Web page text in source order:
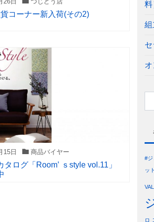
コーナー新入荷(その2)
15日 商品バイヤー
タログ「Room’ ｓstyle vol.11」
料
組
#ジ
ッ
ロ